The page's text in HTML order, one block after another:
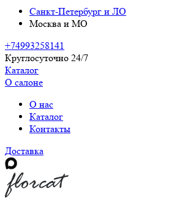
Санкт-Петербург и ЛО
Москва и МО
+74993258141
Круглосуточно 24/7
Каталог
О салоне
О нас
Каталог
Контакты
Доставка